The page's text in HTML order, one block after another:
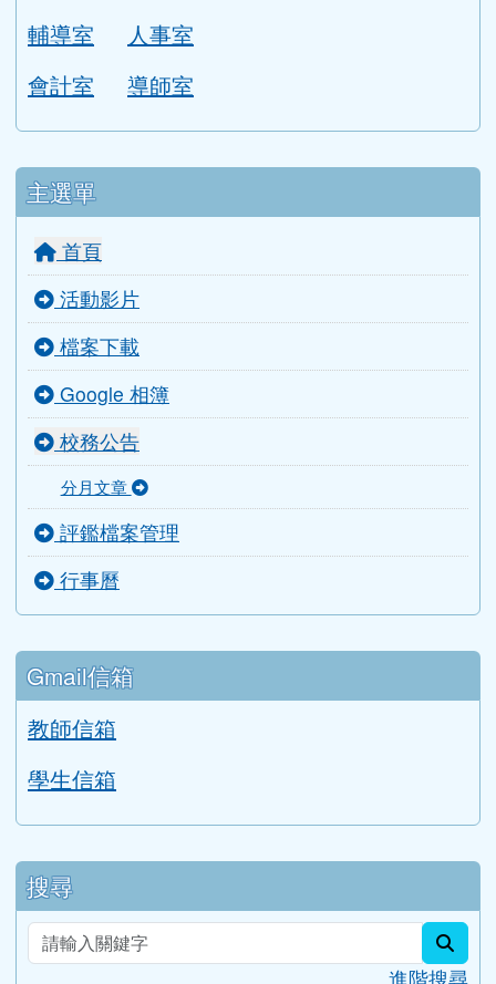
輔導室
人事室
會計室
導師室
主選單
首頁
活動影片
檔案下載
Google 相簿
校務公告
分月文章
評鑑檔案管理
行事曆
Gmail信箱
教師信箱
學生信箱
搜尋
進階搜尋